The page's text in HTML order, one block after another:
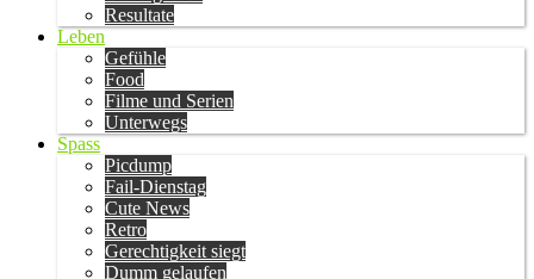
Resultate
Leben
Gefühle
Food
Filme und Serien
Unterwegs
Spass
Picdump
Fail-Dienstag
Cute News
Retro
Gerechtigkeit siegt
Dumm gelaufen